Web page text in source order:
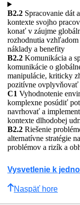
B2.2 Spracovanie dát
kontexte svojho
konať v záujme
rozhodnutia vzhľadom
náklady a benefity
B2.2 Komunikácia a
komunikácie o
manipulácie, kriticky
pozitívne ovplyvňovať
C1 Vyhodnotenie
komplexne posúdiť
navrhovať a
kontexte dlhodobej
B2.2 Riešenie
alternatívne stratégie
problémov a rizík a
Vysvetlenie k
Naspäť hore